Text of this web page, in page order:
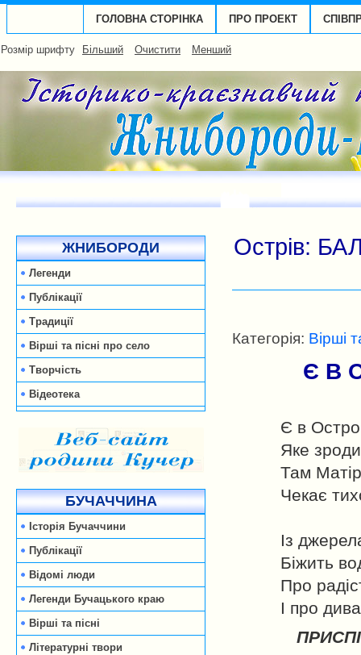
ГОЛОВНА СТОРІНКА ПРО ПРОЕКТ
Розмір шрифту Більший Очистити Менший
ЖНИБОРОДИ
Легенди
Публікації
Традиції
Вірші та пісні про село
Творчість
Відеотека
БУЧАЧЧИНА
Історія Бучаччини
Публікації
Відомі люди
Легенди Бучацького краю
Вірші та пісні
Літературні твори
Острів:
Категорія: Вірші
Є В
Є в
Яке
Там
Чекає
Із
Біжить
Про
І про